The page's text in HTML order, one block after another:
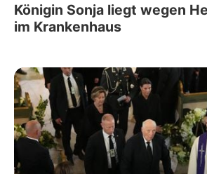
Königin Sonja liegt wegen
im Krankenhaus